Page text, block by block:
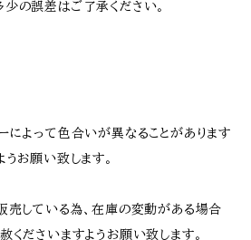
の誤差はご了承ください。
によって色合いが異なることがあります
お願い致します。
売している為、在庫の変動がある場合
くださいますようお願い致します。